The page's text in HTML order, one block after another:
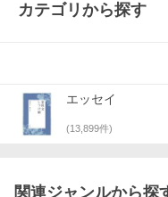
カテゴリから探す
エッセイ
(13,899件)
関連ジャンルから探